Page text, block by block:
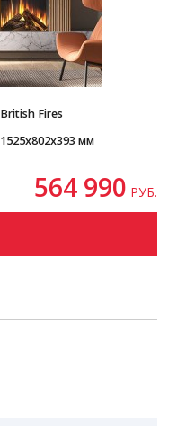
British Fires
1525x802x393 мм
564 990 РУБ.